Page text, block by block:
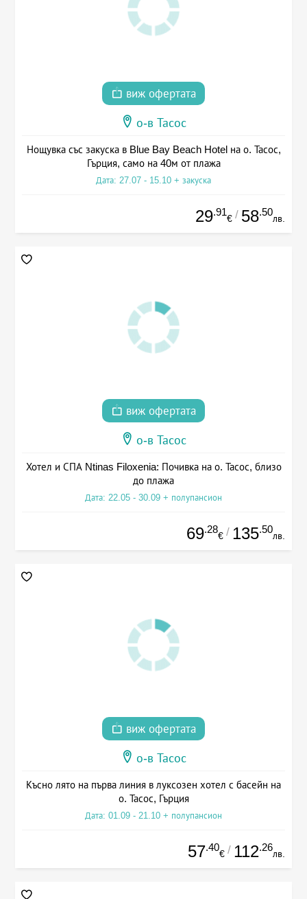
виж офертата
о-в Тасос
Нощувка със закуска в Blue Bay Beach Hotel на о. Тасос,
Гърция, само на 40м от плажа
Дата: 27.07 - 15.10 + закуска
29.91
€ / 58.50
лв.
виж офертата
о-в Тасос
Хотел и СПА Ntinas Filoxenia: Почивка на о. Тасос, близо
до плажа
Дата: 22.05 - 30.09 + полупансион
69.28
€ / 135.50
лв.
виж офертата
о-в Тасос
Късно лято на първа линия в луксозен хотел с басейн на
о. Тасос, Гърция
Дата: 01.09 - 21.10 + полупансион
57.40
€ / 112.26
лв.